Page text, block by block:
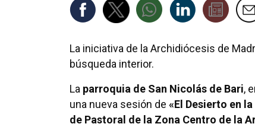
La iniciativa de la Archidiócesis de
búsqueda interior.
La parroquia de San Nicolás de Bari,
una nueva sesión de «El Desierto en
de Pastoral de la Zona Centro de la